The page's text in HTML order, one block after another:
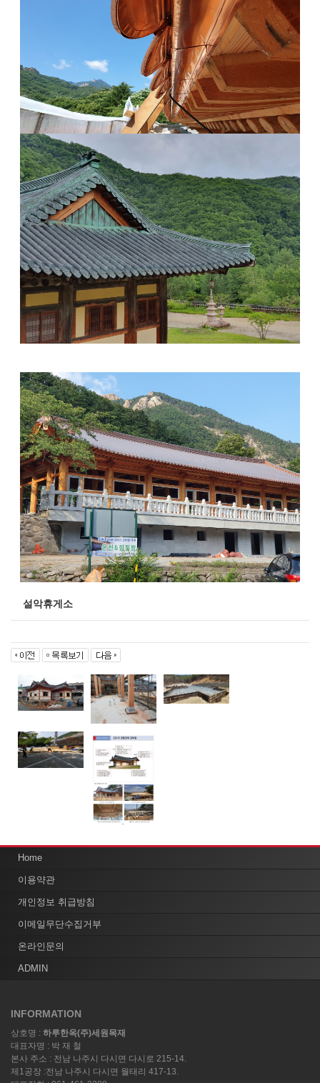
설악휴게소
Home
이용약관
개인정보 취급방침
이메일무단수집거부
온라인문의
ADMIN
INFORMATION
상호명 : 하루한옥(주)세원목재
대표자명 : 박 재 철
본사 주소 : 전남 나주시 다시면 다시로 215-14.
제1공장 :전남 나주시 다시면 월태리 417-13.